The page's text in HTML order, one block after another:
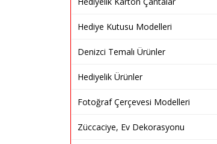
Hediye Kutusu Modelleri
Denizci Temalı Ürünler
Hediyelik Ürünler
Fotoğraf Çerçevesi Modelleri
Züccaciye, Ev Dekorasyonu